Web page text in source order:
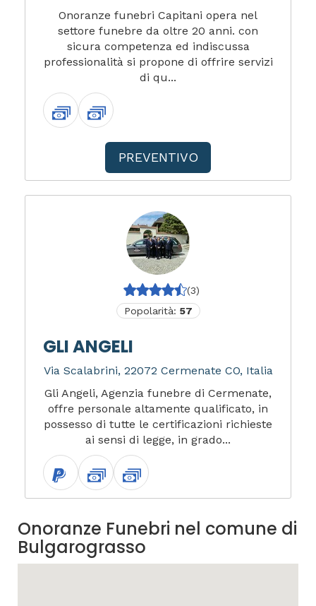
Onoranze funebri Capitani opera nel
settore funebre da oltre 20 anni. con
sicura competenza ed indiscussa
professionalità si propone di offrire servizi
di qu...
PREVENTIVO
(3)
Popolarità: 57
GLI ANGELI
Via Scalabrini, 22072 Cermenate CO, Italia
Gli Angeli, Agenzia funebre di Cermenate,
offre personale altamente qualificato, in
possesso di tutte le certificazioni richieste
ai sensi di legge, in grado...
Onoranze Funebri nel comune di
Bulgarograsso